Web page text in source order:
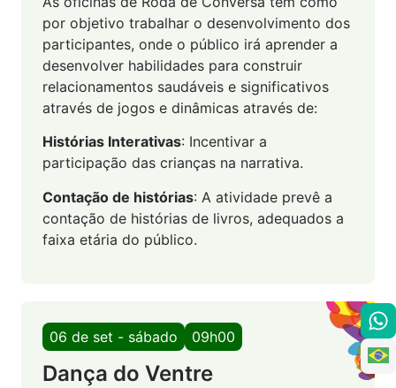
por objetivo trabalhar o desenvolvimento dos
participantes, onde o público irá aprender a
desenvolver habilidades para construir
relacionamentos saudáveis e significativos
através de jogos e dinâmicas através de:
Histórias Interativas: Incentivar a
participação das crianças na narrativa.
Contação de histórias: A atividade prevê a
contação de histórias de livros, adequados a
faixa etária do público.
06 de set - sábado 09h00
Dança do Ventre